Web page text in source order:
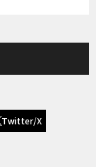
Twitter/X